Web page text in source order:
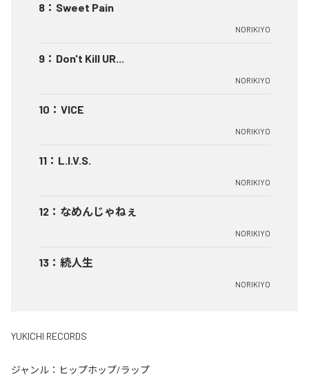
8 ： Sweet Pain
NORIKIYO
9 ： Don't Kill UR...
NORIKIYO
10 ： VICE
NORIKIYO
11 ： L.I.V.S.
NORIKIYO
12 ： なめんじゃねぇ
NORIKIYO
13 ： 続人生
NORIKIYO
YUKICHI RECORDS
ジャンル： ヒップホップ/ラップ